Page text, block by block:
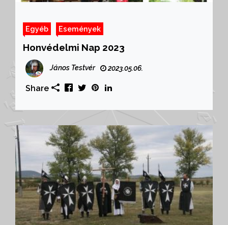
Egyéb Események
Honvédelmi Nap 2023
János Testvér 2023.05.06.
Share